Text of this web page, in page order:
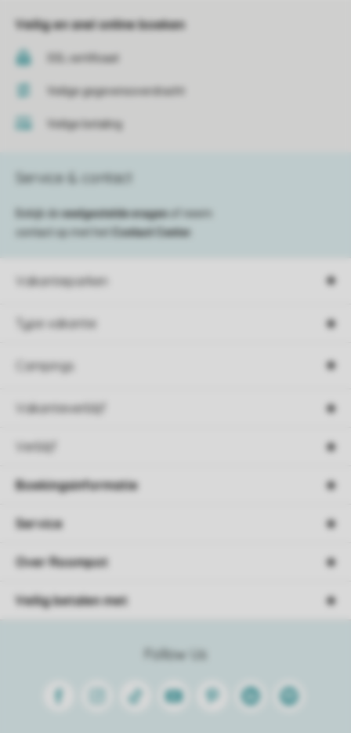
Veilig en snel online boeken
SSL certificaat
Veilige gegevensoverdracht
Veilige betaling
Vakantieparken
Type vakantie
Campings
Vakantieverblijf
Verblijf
Service & contact
Bekijk de veelgestelde vragen
of neem
contact op met het
Contact Center
Follow Us
FacebookInstagram
Tiktok Youtube PinterestLinkedinSpotify
Boekingsinformatie
Service
Over Roompot
Veilig betalen met